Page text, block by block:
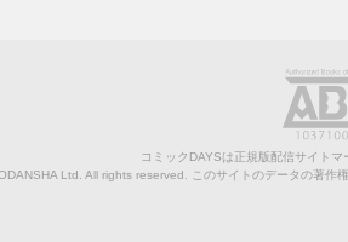
コミックDAYSは正規版配信サイトマ
Ltd. All rights reserved. このサイトのデータの著作